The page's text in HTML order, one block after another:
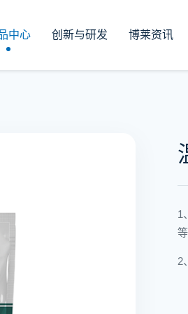
中心 创新与研发 博莱资讯
1
2